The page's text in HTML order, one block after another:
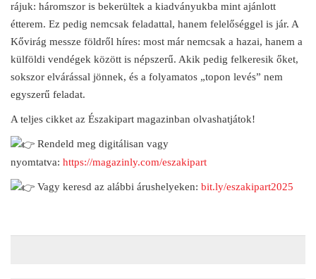
rájuk: háromszor is bekerültek a kiadványukba mint ajánlott
étterem. Ez pedig nemcsak feladattal, hanem felelőséggel is jár. A
Kővirág messze földről híres: most már nemcsak a hazai, hanem a
külföldi vendégek között is népszerű. Akik pedig felkeresik őket,
sokszor elvárással jönnek, és a folyamatos „topon levés” nem
egyszerű feladat.
A teljes cikket az Északipart magazinban olvashatjátok!
Rendeld meg digitálisan vagy
nyomtatva: https://magazinly.com/eszakipart
Vagy keresd az alábbi árushelyeken: bit.ly/eszakipart2025